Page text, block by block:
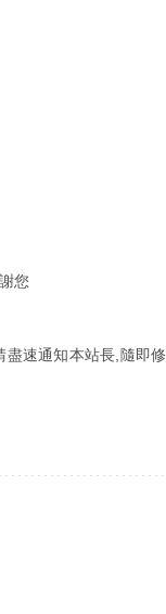
您
盡速通知本站長,隨即修